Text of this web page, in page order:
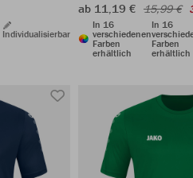
Individualisierbar
ab 11,19 € 15,99 €
In 16
verschiedenen
Farben
erhältlich
In 16
Farben
erhältlich